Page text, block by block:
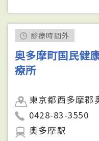
診療時間外
奥多摩町国民健
療所
東京都西多摩郡
0428-83-3550
奥多摩駅